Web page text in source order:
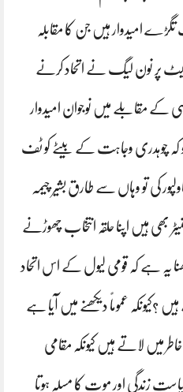
امیدوار ہیں جن کا مقابلہ
پر نون لیگ نے اتحاد کرنے
کے مقابلے میں نوجوان امیدوار
کہ چوہدری وجاہت کے بیٹے کو ٹف
کی تو وہاں سے طارق بشیر چیمہ
بھی ہیں اپنا حلقہ انتخاب چھوڑنے
یہ ہے کہ قومی لیول کے اس اتحاد
؟کیونکہ عموماً دیکھنے میں آیا ہے
خاطر میں لاتے ہیں کیونکہ مقامی
زندگی اور موت کا مسلہ ہوتا